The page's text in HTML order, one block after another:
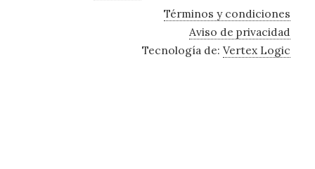
Términos y condiciones
Aviso de privacidad
Tecnología de:Vertex Logic